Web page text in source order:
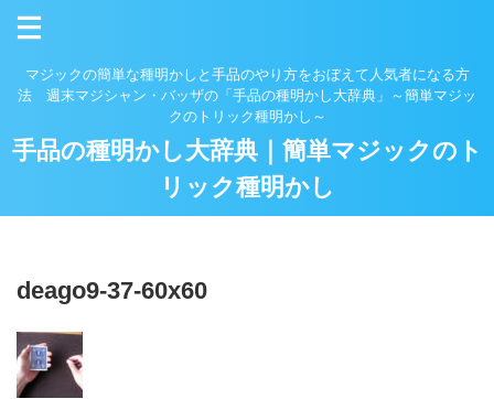
マジックの簡単な種明かしと手品のやり方をおぼえて人気者になる方
法 週末マジシャン・バッザの「手品の種明かし大辞典」～簡単マジッ
クのトリック種明かし～
手品の種明かし大辞典｜簡単マジックのト
リック種明かし
deago9-37-60x60